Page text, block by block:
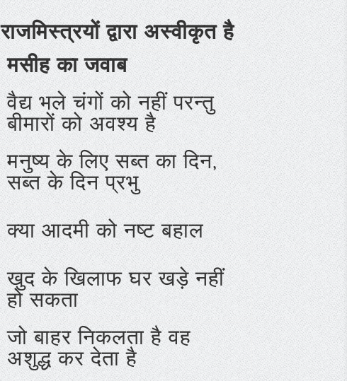
द्वाराअस्वीकृत है
मसीह का जवाब
वैद्य भले चंगों को नहीं परन्तु
बीमारों को अवश्य है
मनुष्य के लिए सब्त का दिन,
सब्त के दिन प्रभु
क्या आदमी को नष्ट बहाल
खुद के खिलाफ घर खड़े नहीं
हो सकता
जो बाहर निकलता है वह
अशुद्ध कर देता है